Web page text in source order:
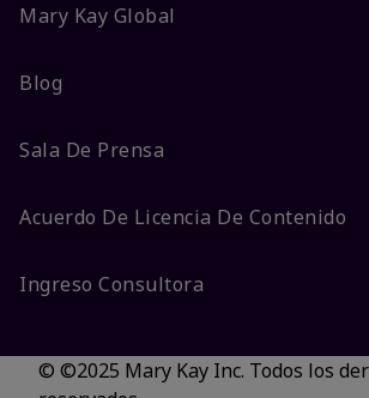
Mary Kay Global
Blog
Sala De Prensa
Acuerdo De Licencia De Contenido
Ingreso Consultora
© ©2025 Mary Kay Inc. Todos los